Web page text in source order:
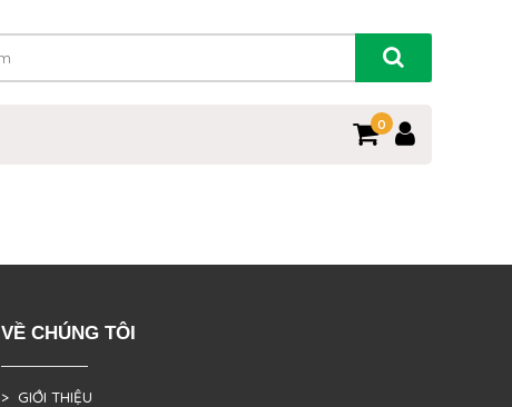
0
VỀ CHÚNG TÔI
> GIỚI THIỆU